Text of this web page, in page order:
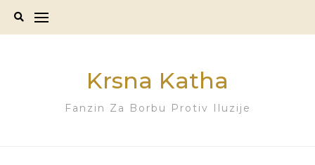
Krsna Katha
Fanzin Za Borbu Protiv Iluzije